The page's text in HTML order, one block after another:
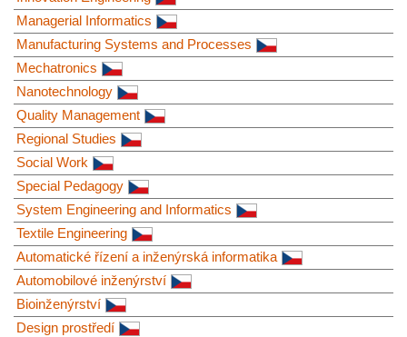
Managerial Informatics
Manufacturing Systems and Processes
Mechatronics
Nanotechnology
Quality Management
Regional Studies
Social Work
Special Pedagogy
System Engineering and Informatics
Textile Engineering
Automatické řízení a inženýrská informatika
Automobilové inženýrství
Bioinženýrství
Design prostředí